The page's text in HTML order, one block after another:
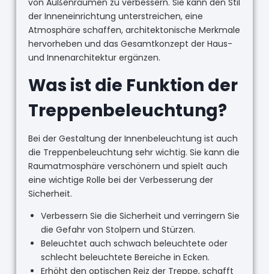
der Inneneinrichtung unterstreichen, eine
Atmosphäre schaffen, architektonische Merkmale
hervorheben und das Gesamtkonzept der Haus-
und Innenarchitektur ergänzen.
Was ist die Funktion der
Treppenbeleuchtung?
Bei der Gestaltung der Innenbeleuchtung ist auch
die Treppenbeleuchtung sehr wichtig. Sie kann die
Raumatmosphäre verschönern und spielt auch
eine wichtige Rolle bei der Verbesserung der
Sicherheit.
Verbessern Sie die Sicherheit und verringern Sie
die Gefahr von Stolpern und Stürzen.
Beleuchtet auch schwach beleuchtete oder
schlecht beleuchtete Bereiche in Ecken.
Erhöht den optischen Reiz der Treppe, schafft